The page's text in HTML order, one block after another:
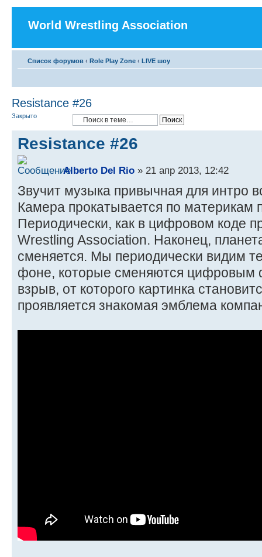
World Wrestling Association
Список форумов ‹ Role Play Zone ‹ LIVE шоу
Resistance #26
Закрыто
Resistance #26
Alberto Del Rio » 21 апр 2013, 12:42
Звучит музыка привычная для интро
Камера прокатывается по материкам
Периодически, как в цифровом коде
Wrestling Association. Наконец,
сменяется. Мы периодически видим
фоне, которые сменяются цифровым
взрыв, от которого картинка
проявляется знакомая эмблема